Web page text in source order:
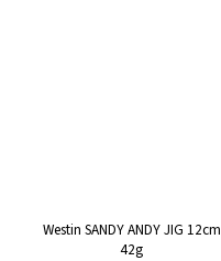
Westin SANDY ANDY JIG 12cm
42g